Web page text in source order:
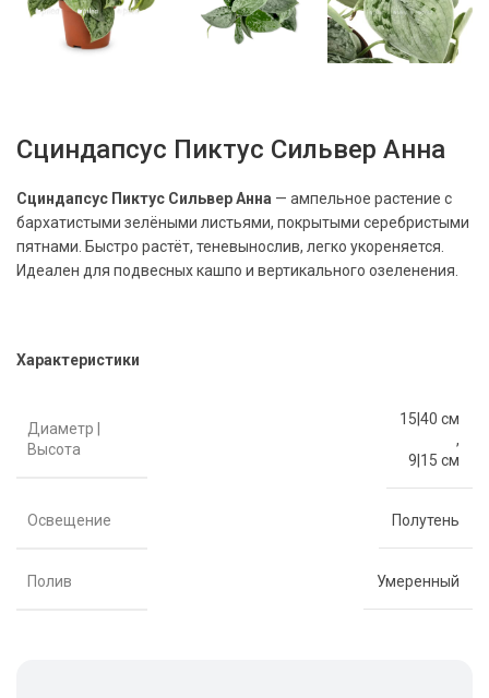
Сциндапсус Пиктус Сильвер Анна
Сциндапсус Пиктус Сильвер Анна — ампельное растение с
бархатистыми зелёными листьями, покрытыми серебристыми
пятнами. Быстро растёт, теневынослив, легко укореняется.
Идеален для подвесных кашпо и вертикального озеленения.
Характеристики
Диаметр |
Высота
15|40 см
,
9|15 см
Освещение Полутень
Полив Умеренный